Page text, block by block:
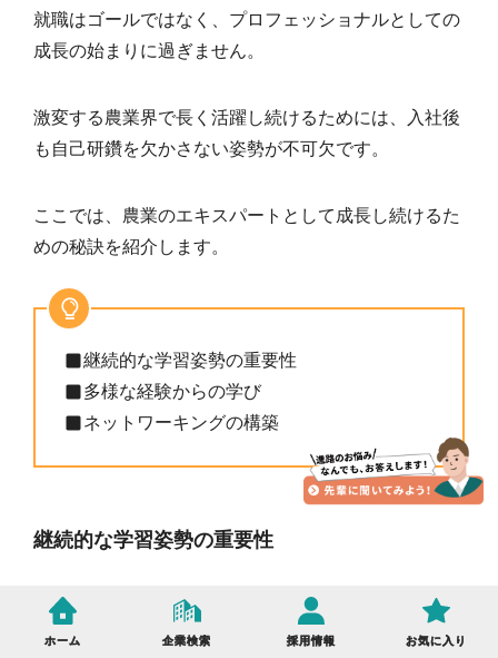
ホーム 企業検索 採用情報 お気に入り
就職はゴールではなく、プロフェッショナルとしての
成長の始まりに過ぎません。
激変する農業界で長く活躍し続けるためには、入社後
も自己研鑽を欠かさない姿勢が不可欠です。
ここでは、農業のエキスパートとして成長し続けるた
めの秘訣を紹介します。
継続的な学習姿勢の重要性
多様な経験からの学び
ネットワーキングの構築
継続的な学習姿勢の重要性
農業技術は日々進化しています。